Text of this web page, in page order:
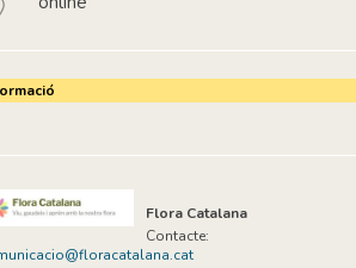
Flora Catalana
Contacte: